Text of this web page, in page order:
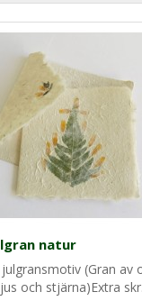
natur
(Gran av
och stjärna)Extra